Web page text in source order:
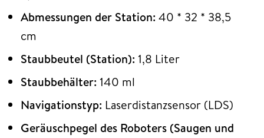
Abmessungen der Station: 40 * 32 * 38,5
cm
Staubbeutel (Station): 1,8 Liter
Staubbehälter: 140 ml
Navigationstyp: Laserdistanzsensor (LDS)
Geräuschpegel des Roboters (Saugen und